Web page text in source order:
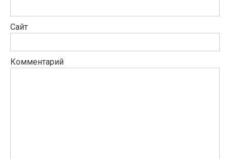
Сайт
Комментарий